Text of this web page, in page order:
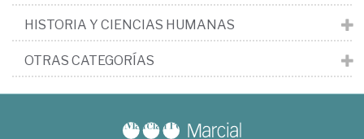
HISTORIA Y CIENCIAS HUMANAS
OTRAS CATEGORÍAS